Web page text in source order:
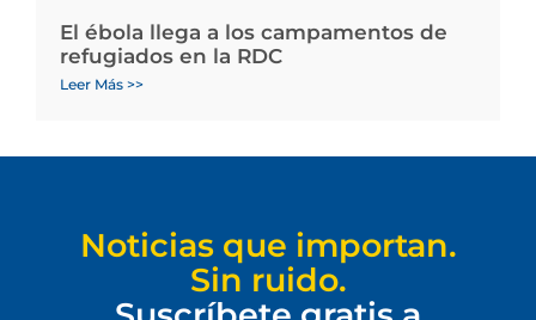
El ébola llega a los campamentos de
refugiados en la RDC
Leer Más >>
Noticias que importan.
Sin ruido.